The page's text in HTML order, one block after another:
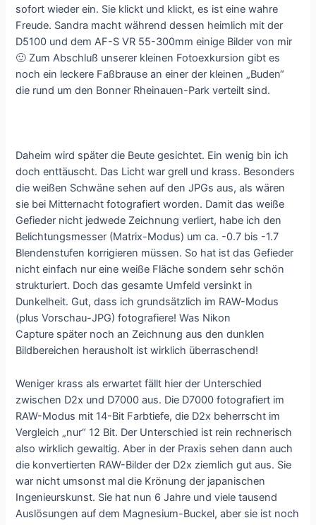
sofort wieder ein. Sie klickt und klickt, es ist eine wahre
Freude. Sandra macht während dessen heimlich mit der
D5100 und dem AF-S VR 55-300mm einige Bilder von mir
🙂 Zum Abschluß unserer kleinen Fotoexkursion gibt es
noch ein leckere Faßbrause an einer der kleinen „Buden“
die rund um den Bonner Rheinauen-Park verteilt sind.
Daheim wird später die Beute gesichtet. Ein wenig bin ich
doch enttäuscht. Das Licht war grell und krass. Besonders
die weißen Schwäne sehen auf den JPGs aus, als wären
sie bei Mitternacht fotografiert worden. Damit das weiße
Gefieder nicht jedwede Zeichnung verliert, habe ich den
Belichtungsmesser (Matrix-Modus) um ca. -0.7 bis -1.7
Blendenstufen korrigieren müssen. So hat ist das Gefieder
nicht einfach nur eine weiße Fläche sondern sehr schön
strukturiert. Doch das gesamte Umfeld versinkt in
Dunkelheit. Gut, dass ich grundsätzlich im RAW-Modus
(plus Vorschau-JPG) fotografiere! Was Nikon
Capture später noch an Zeichnung aus den dunklen
Bildbereichen herausholt ist wirklich überraschend!
Weniger krass als erwartet fällt hier der Unterschied
zwischen D2x und D7000 aus. Die D7000 fotografiert im
RAW-Modus mit 14-Bit Farbtiefe, die D2x beherrscht im
Vergleich „nur“ 12 Bit. Der Unterschied ist rein rechnerisch
also wirklich gewaltig. Aber in der Praxis sehen dann auch
die konvertierten RAW-Bilder der D2x ziemlich gut aus. Sie
war nicht umsonst mal die Krönung der japanischen
Ingenieurskunst. Sie hat nun 6 Jahre und viele tausend
Auslösungen auf dem Magnesium-Buckel, aber sie ist noch